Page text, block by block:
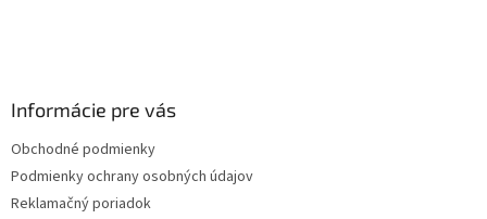
Informácie pre vás
Obchodné podmienky
Podmienky ochrany osobných údajov
Reklamačný poriadok